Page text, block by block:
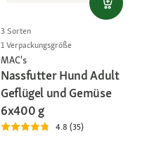
3 Sorten
1 Verpackungsgröße
MAC's
Nassfutter Hund Adult
Geflügel und Gemüse
6x400 g
4.8 (35)